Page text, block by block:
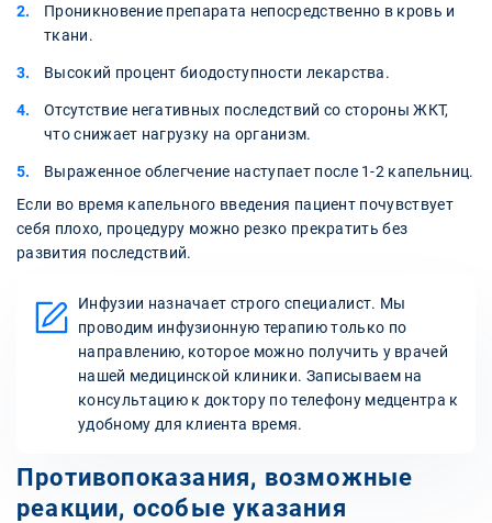
Проникновение препарата непосредственно в кровь и
ткани.
Высокий процент биодоступности лекарства.
Отсутствие негативных последствий со стороны ЖКТ,
что снижает нагрузку на организм.
Выраженное облегчение наступает после 1-2 капельниц.
Если во время капельного введения пациент почувствует
себя плохо, процедуру можно резко прекратить без
развития последствий.
Инфузии назначает строго специалист. Мы
проводим инфузионную терапию только по
направлению, которое можно получить у врачей
нашей медицинской клиники. Записываем на
консультацию к доктору по телефону медцентра к
удобному для клиента время.
Противопоказания, возможные
реакции, особые указания